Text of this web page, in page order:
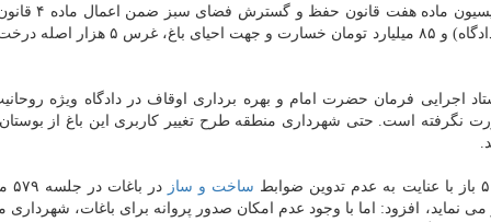
المال بعنوان مدعی العموم به این پرونده ورود
قضایی مالكین) تبصره یك ماده ششم (تصرف ملك از راه دادگاه) و ۸۵ میلیارد تومان خسارت
اجرایی فرمان حضرت امام و بهره برداری اوقاف در دادگاه ویژه
نگرفته است. حتی شهرداری منطقه طرح تغییر كاربری این باغ از
ساخت و ساز
در
نماید، افزود: اما با وجود عدم امكان صدور پروانه برای باغات، شهرداری